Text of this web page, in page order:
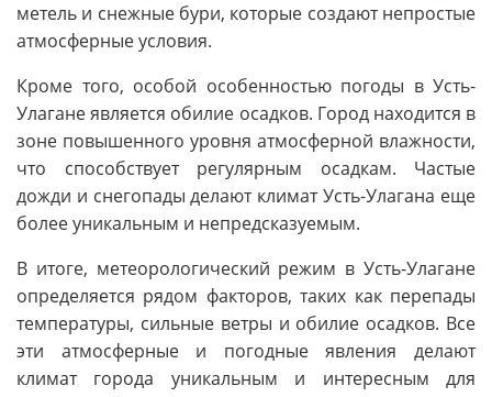
метель и снежные бури, которые создают непростые
атмосферные условия.
Кроме того, особой особенностью погоды в Усть-
Улагане является обилие осадков. Город находится в
зоне повышенного уровня атмосферной влажности,
что способствует регулярным осадкам. Частые
дожди и снегопады делают климат Усть-Улагана еще
более уникальным и непредсказуемым.
В итоге, метеорологический режим в Усть-Улагане
определяется рядом факторов, таких как перепады
температуры, сильные ветры и обилие осадков. Все
эти атмосферные и погодные явления делают
климат города уникальным и интересным для